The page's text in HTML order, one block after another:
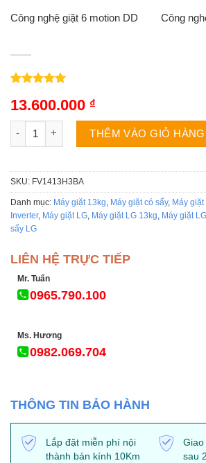
Công nghệ giặt 6 motion DD Công
dựa trên
13.600.000 ₫
Máy giặt sấy LG FV1413H3BA | 13kg
THÊM VÀO GIỎ HÀNG
SKU: FV1413H3BA
Danh mục: Máy giặt 13kg Máy giặt có sấy, Máy
Inverter, Máy giặt LG Máy giặt LG 13kg Máy giặt
sấy LG
LIÊN HỆ TRỰC TIẾP
Mr. Tuấn
0965.790.100
Ms. Hương
0982.069.704
THÔNG TIN BẢO HÀNH
Lắp đặt miễn phí nội
thành bán kính 10Km
sau